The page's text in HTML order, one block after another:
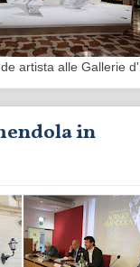
artista alle Gallerie
in